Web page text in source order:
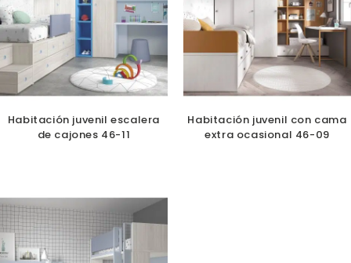
Habitación juvenil escalera
de cajones 46-11
Habitación juvenil con cama
extra ocasional 46-09